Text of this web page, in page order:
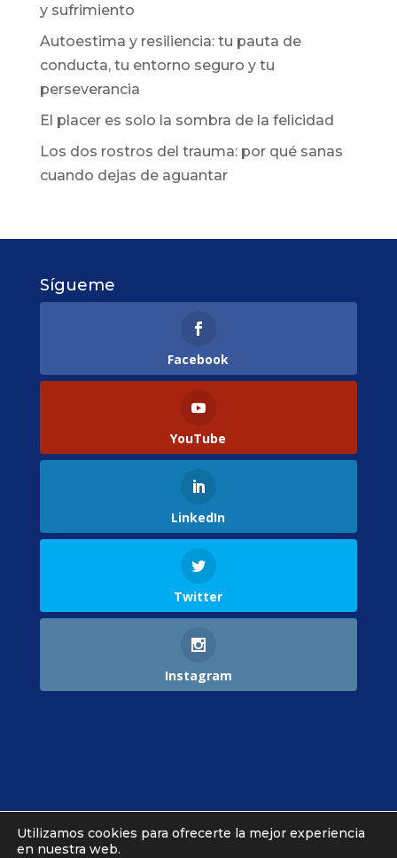
y sufrimiento
Autoestima y resiliencia: tu pauta de
conducta, tu entorno seguro y tu
perseverancia
El placer es solo la sombra de la felicidad
Los dos rostros del trauma: por qué sanas
cuando dejas de aguantar
Sígueme
Facebook
YouTube
LinkedIn
Twitter
Instagram
Ajustes Cookies
Utilizamos cookies para ofrecerte la mejor experiencia
en nuestra web.